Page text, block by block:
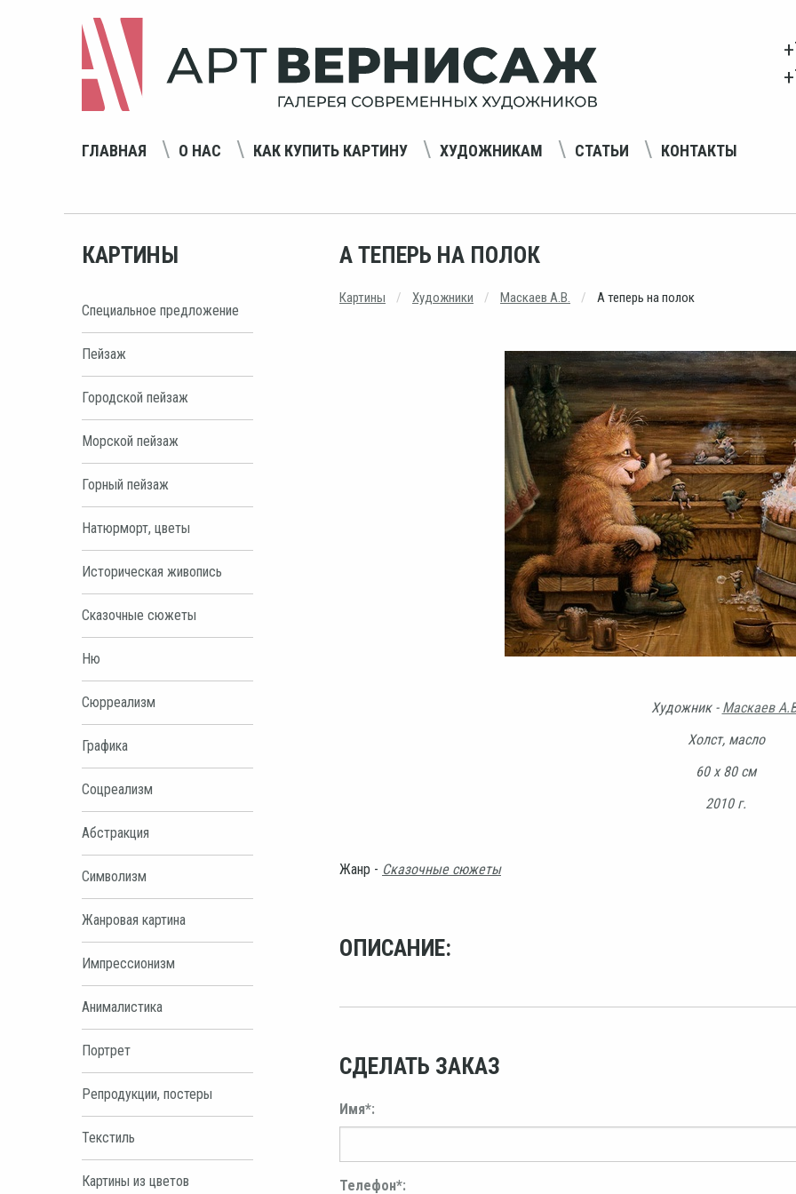
ГЛАВНАЯ О НАС КАК КУПИТЬ КАРТИНУ ХУДОЖНИКАМ СТАТЬИ КОНТАКТЫ
КАРТИНЫ
Специальное предложение
Пейзаж
Городской пейзаж
Морской пейзаж
Горный пейзаж
Натюрморт, цветы
Историческая живопись
Сказочные сюжеты
Ню
Сюрреализм
Графика
Соцреализм
Абстракция
Символизм
Жанровая картина
Импрессионизм
Анималистика
Портрет
Репродукции, постеры
Текстиль
Картины из цветов
А ТЕПЕРЬ НА ПОЛОК
Картины Художники Маскаев А.В. А теперь на полок
Художник - Маскаев
Холст, масло
60 х 80 см
2010 г.
Жанр - Сказочные сюжеты
ОПИСАНИЕ:
СДЕЛАТЬ ЗАКАЗ
Имя*:
Телефон*: